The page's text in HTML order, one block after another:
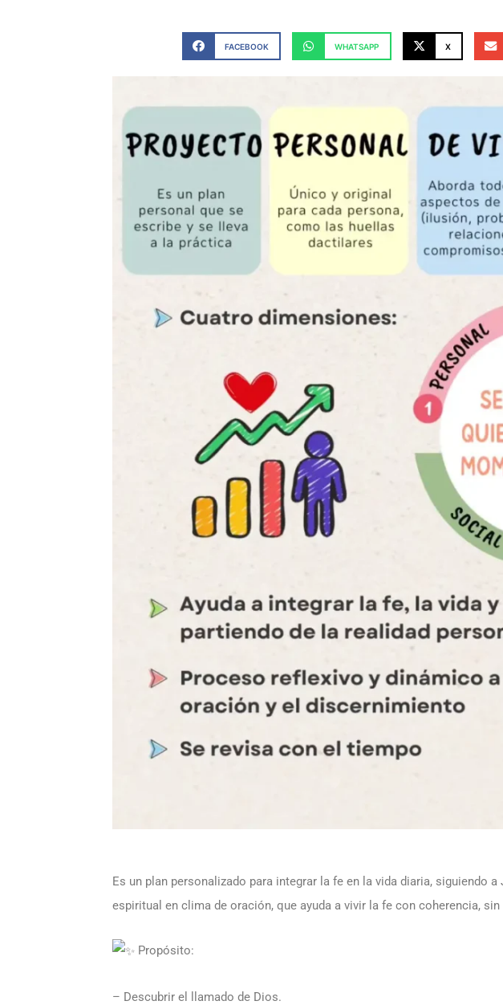
FACEBOOK WHATSAPP X
Es un plan personalizado para integrar la fe en la vida diaria, siguiendo
espiritual en clima de oración, que ayuda a vivir la fe con coherencia,
Propósito:
– Descubrir el llamado de Dios.